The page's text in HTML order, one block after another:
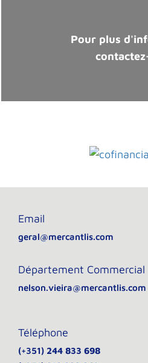
Pour plus
Email
geral@mercantlis.com
Département Commercial
nelson.vieira@mercantlis.com
Téléphone
(+351) 244 833 698